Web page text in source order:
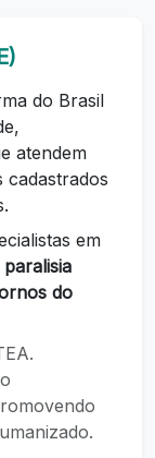
do Brasil
atendem
cadastrados
em
paralisia
do